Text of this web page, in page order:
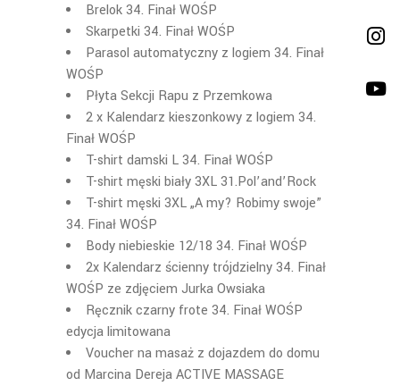
Brelok 34. Finał WOŚP
Skarpetki 34. Finał WOŚP
Parasol automatyczny z logiem 34. Finał
WOŚP
Płyta Sekcji Rapu z Przemkowa
2 x Kalendarz kieszonkowy z logiem 34.
Finał WOŚP
T-shirt damski L 34. Finał WOŚP
T-shirt męski biały 3XL 31.Pol’and’Rock
T-shirt męski 3XL „A my? Robimy swoje”
34. Finał WOŚP
Body niebieskie 12/18 34. Finał WOŚP
2x Kalendarz ścienny trójdzielny 34. Finał
WOŚP ze zdjęciem Jurka Owsiaka
Ręcznik czarny frote 34. Finał WOŚP
edycja limitowana
Voucher na masaż z dojazdem do domu
od Marcina Dereja ACTIVE MASSAGE